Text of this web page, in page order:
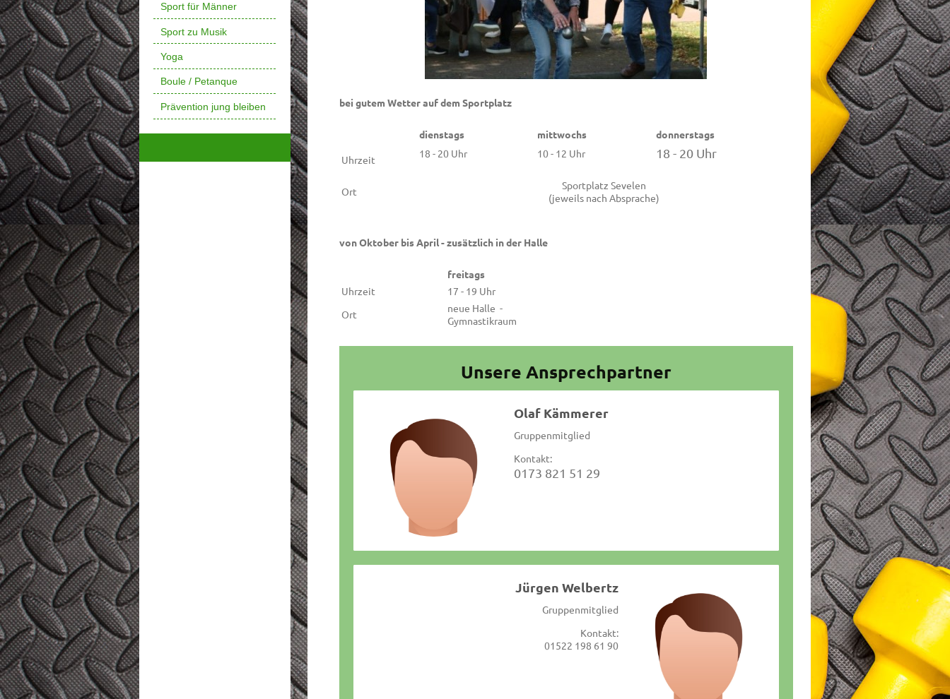
bei gutem Wetter auf dem Sportplatz
dienstags mittwochs
donnerstags
Uhrzeit
18 - 20 Uhr 10 - 12 Uhr 18 - 20 Uhr
Ort
Sportplatz Sevelen
(jeweils nach Absprache)
von Oktober bis April - zusätzlich in der Halle
freitags
Uhrzeit
17 - 19 Uhr
Ort
neue Halle -
Gymnastikraum
Unsere Ansprechpartner
Olaf Kämmerer
Gruppenmitglied
Kontakt:
0173 821 51 29
Jürgen Welbertz
Gruppenmitglied
Kontakt:
01522 198 61 90
Sport für Männer
Sport zu Musik
Yoga
Boule / Petanque
Prävention jung bleiben